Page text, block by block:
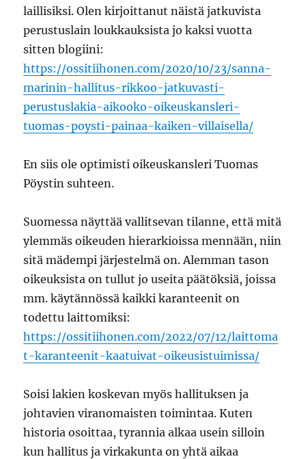
laillisiksi. Olen kirjoittanut näistä jatkuvista
perustuslain loukkauksista jo kaksi vuotta
sitten blogiini:
https://ossitiihonen.com/2020/10/23/sanna-
marinin-hallitus-rikkoo-jatkuvasti-
perustuslakia-aikooko-oikeuskansleri-
tuomas-poysti-painaa-kaiken-villaisella/
En siis ole optimisti oikeuskansleri Tuomas
Pöystin suhteen.
Suomessa näyttää vallitsevan tilanne, että mitä
ylemmäs oikeuden hierarkioissa mennään, niin
sitä mädempi järjestelmä on. Alemman tason
oikeuksista on tullut jo useita päätöksiä, joissa
mm. käytännössä kaikki karanteenit on
todettu laittomiksi:
https://ossitiihonen.com/2022/07/12/laittoma
t-karanteenit-kaatuivat-oikeusistuimissa/
Soisi lakien koskevan myös hallituksen ja
johtavien viranomaisten toimintaa. Kuten
historia osoittaa, tyrannia alkaa usein silloin
kun hallitus ja virkakunta on yhtä aikaa